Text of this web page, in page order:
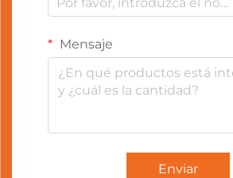
Mensaje
Enviar